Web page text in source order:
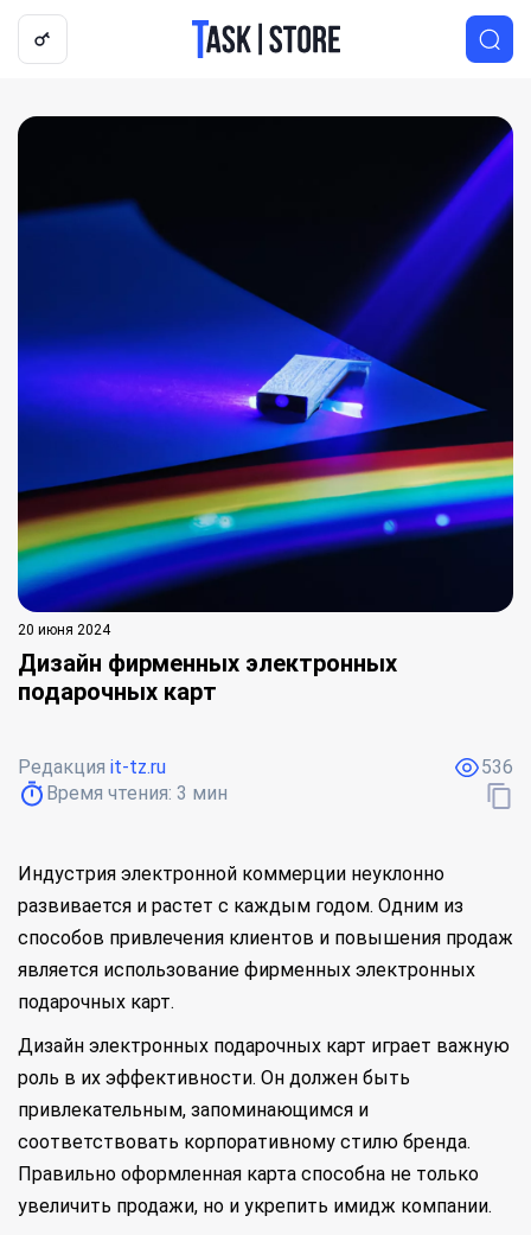
Логотип
20 июня 2024
Дизайн фирменных электронных
подарочных карт
Редакция it-tz.ru
Время чтения: 3 мин
536
Индустрия электронной коммерции неуклонно
развивается и растет с каждым годом. Одним из
способов привлечения клиентов и повышения продаж
является использование фирменных электронных
подарочных карт.
Дизайн электронных подарочных карт играет важную
роль в их эффективности. Он должен быть
привлекательным, запоминающимся и
соответствовать корпоративному стилю бренда.
Правильно оформленная карта способна не только
увеличить продажи, но и укрепить имидж компании.